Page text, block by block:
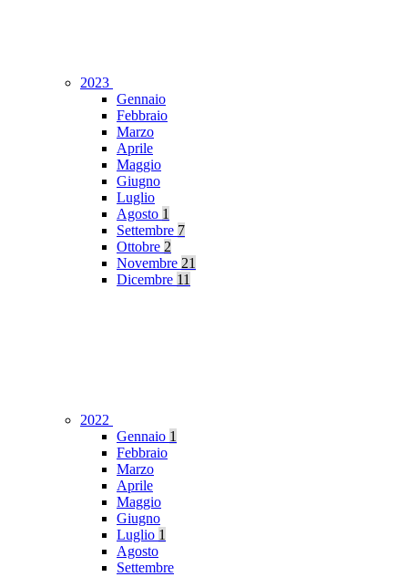
2023
Gennaio
Febbraio
Marzo
Aprile
Maggio
Giugno
Luglio
Agosto 1
Settembre 7
Ottobre 2
Novembre 21
Dicembre 11
2022
Gennaio 1
Febbraio
Marzo
Aprile
Maggio
Giugno
Luglio 1
Agosto
Settembre